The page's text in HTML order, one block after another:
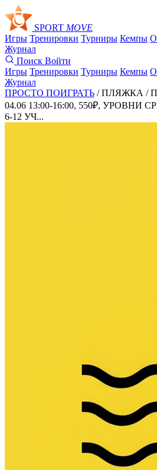
SPORT MOVE
Игры Тренировки Турниры Кемпы
Журнал
Поиск Войти
Игры Тренировки Турниры Кемпы
Журнал
ПРОСТО ПОИГРАТЬ / ПЛЯЖКА /
04.06 13:00-16:00, 550₽,
6-12 УЧ...